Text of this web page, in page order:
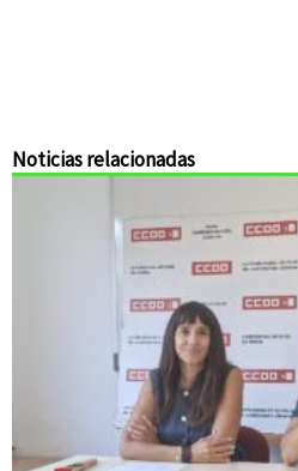
Noticias relacionadas